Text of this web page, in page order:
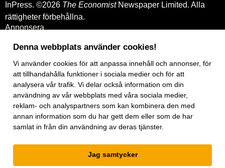
InPress. ©2026 The EconomistNewspaper Limited. Alla
rättigheter förbehållna.
Annonsera
Kontakt
Köp tidigare nummer
www.inpress.com
E-tidningen
Om cookies
Vår integritetspolicy
Prenumerationsvillkor
E-tidningen
Facebook
Linkedin
Denna webbplats använder cookies!
Vi använder cookiesför att anpassa innehåll och annonser, för
att tillhandahålla funktioner i sociala medier och för att
analysera vår trafik. Vi delar också information om din
användning av vår webbplats med våra sociala medier,
reklam- och analyspartners som kan kombinera den med
annan information som du har gett dem eller som de har
samlat in från din användning av deras tjänster.
Jag samtycker